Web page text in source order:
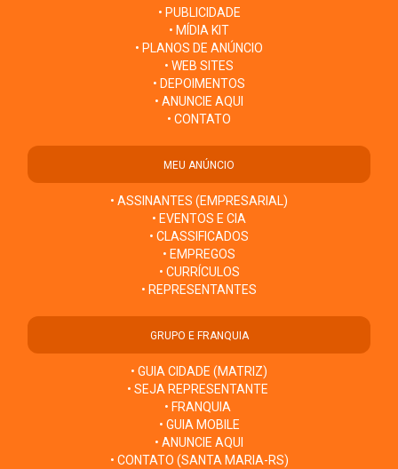
• PUBLICIDADE
• MÍDIA KIT
• PLANOS DE ANÚNCIO
• WEB SITES
• DEPOIMENTOS
• ANUNCIE AQUI
• CONTATO
MEU ANÚNCIO
• ASSINANTES (EMPRESARIAL)
• EVENTOS E CIA
• CLASSIFICADOS
• EMPREGOS
• CURRÍCULOS
• REPRESENTANTES
GRUPO E FRANQUIA
• GUIA CIDADE (MATRIZ)
• SEJA REPRESENTANTE
• FRANQUIA
• GUIA MOBILE
• ANUNCIE AQUI
• CONTATO (SANTA MARIA-RS)